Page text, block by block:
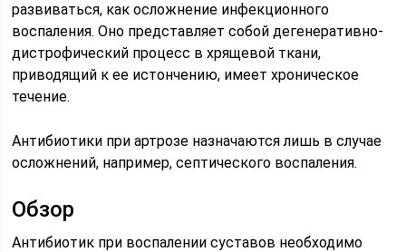
развиваться, как осложнение инфекционного
воспаления. Оно представляет собой дегенеративно-
дистрофический процесс в хрящевой ткани,
приводящий к ее истончению, имеет хроническое
течение.
Антибиотики при артрозе назначаются лишь в случае
осложнений, например, септического воспаления.
Обзор
Антибиотик при воспалении суставов необходимо